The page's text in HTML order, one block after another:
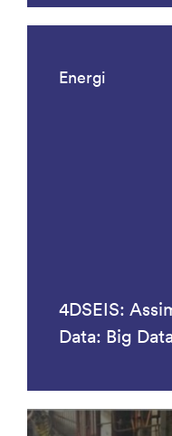
Energi
4DSEIS:
Data: Big